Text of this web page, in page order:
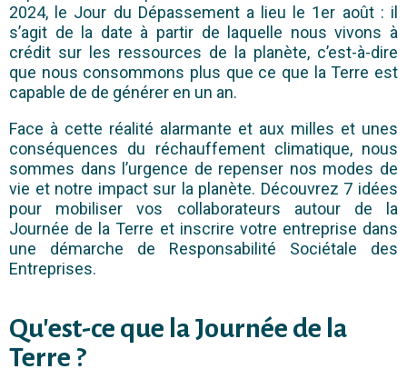
2024, le Jour du Dépassement a lieu le 1er août : il
s’agit de la date à partir de laquelle nous vivons à
crédit sur les ressources de la planète, c’est-à-dire
que nous consommons plus que ce que la Terre est
capable de de générer en un an.
Face à cette réalité alarmante et aux milles et unes
conséquences du réchauffement climatique, nous
sommes dans l’urgence de repenser nos modes de
vie et notre impact sur la planète. Découvrez 7 idées
pour mobiliser vos collaborateurs autour de la
Journée de la Terre et inscrire votre entreprise dans
une démarche de Responsabilité Sociétale des
Entreprises.
Qu'est-ce que la Journée de la
Terre ?